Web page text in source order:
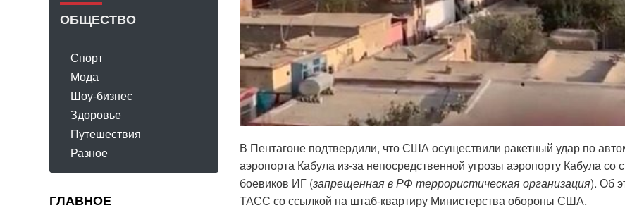
ОБЩЕСТВО
Спорт
Мода
Шоу-бизнес
Здоровье
Путешествия
Разное
ГЛАВНОЕ
В Пентагоне подтвердили, что США осуществили ракетный удар по
аэропорта Кабула из-за непосредственной угрозы аэропорту Кабула со
боевиков ИГ (запрещенная в РФ террористическая организация). Об
ТАСС со ссылкой на штаб-квартиру Министерства обороны США.